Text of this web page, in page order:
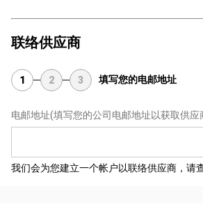
联络供应商
1 2 3 填写您的电邮地址
电邮地址(填写您的公司电邮地址以获取供应
我们会为您建立一个帐户以联络供应商，请